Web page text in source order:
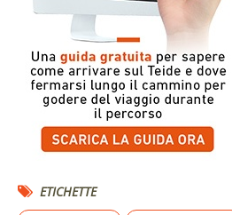
ETICHETTE